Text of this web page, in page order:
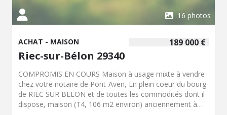
16 photos
189 000 €
ACHAT - MAISON
Riec-sur-Bélon 29340
COMPROMIS EN COURS Maison à usage mixte à vendre
chez votre notaire de Pont-Aven, En plein coeur du bourg
de RIEC SUR BELON et de toutes les commodités dont il
dispose, maison (T4, 106 m2 environ) anciennement à